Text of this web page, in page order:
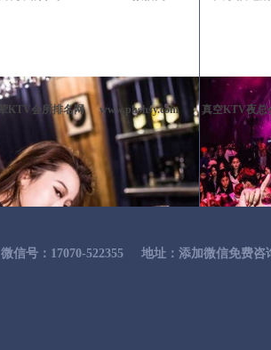
KTV会所排名网 www.phshsy.com 真空KTV夜总
微信号：17070-522355 地址：添加微信免费咨